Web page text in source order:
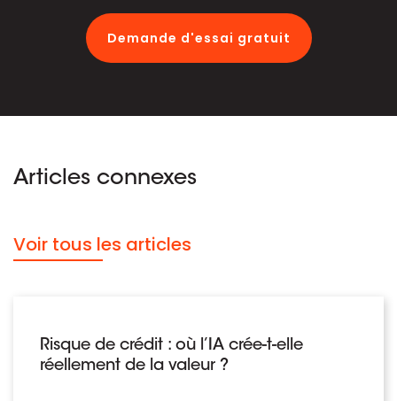
Demande d'essai gratuit
Articles connexes
Voir tous les articles
Risque de crédit : où l’IA crée-t-elle
réellement de la valeur ?